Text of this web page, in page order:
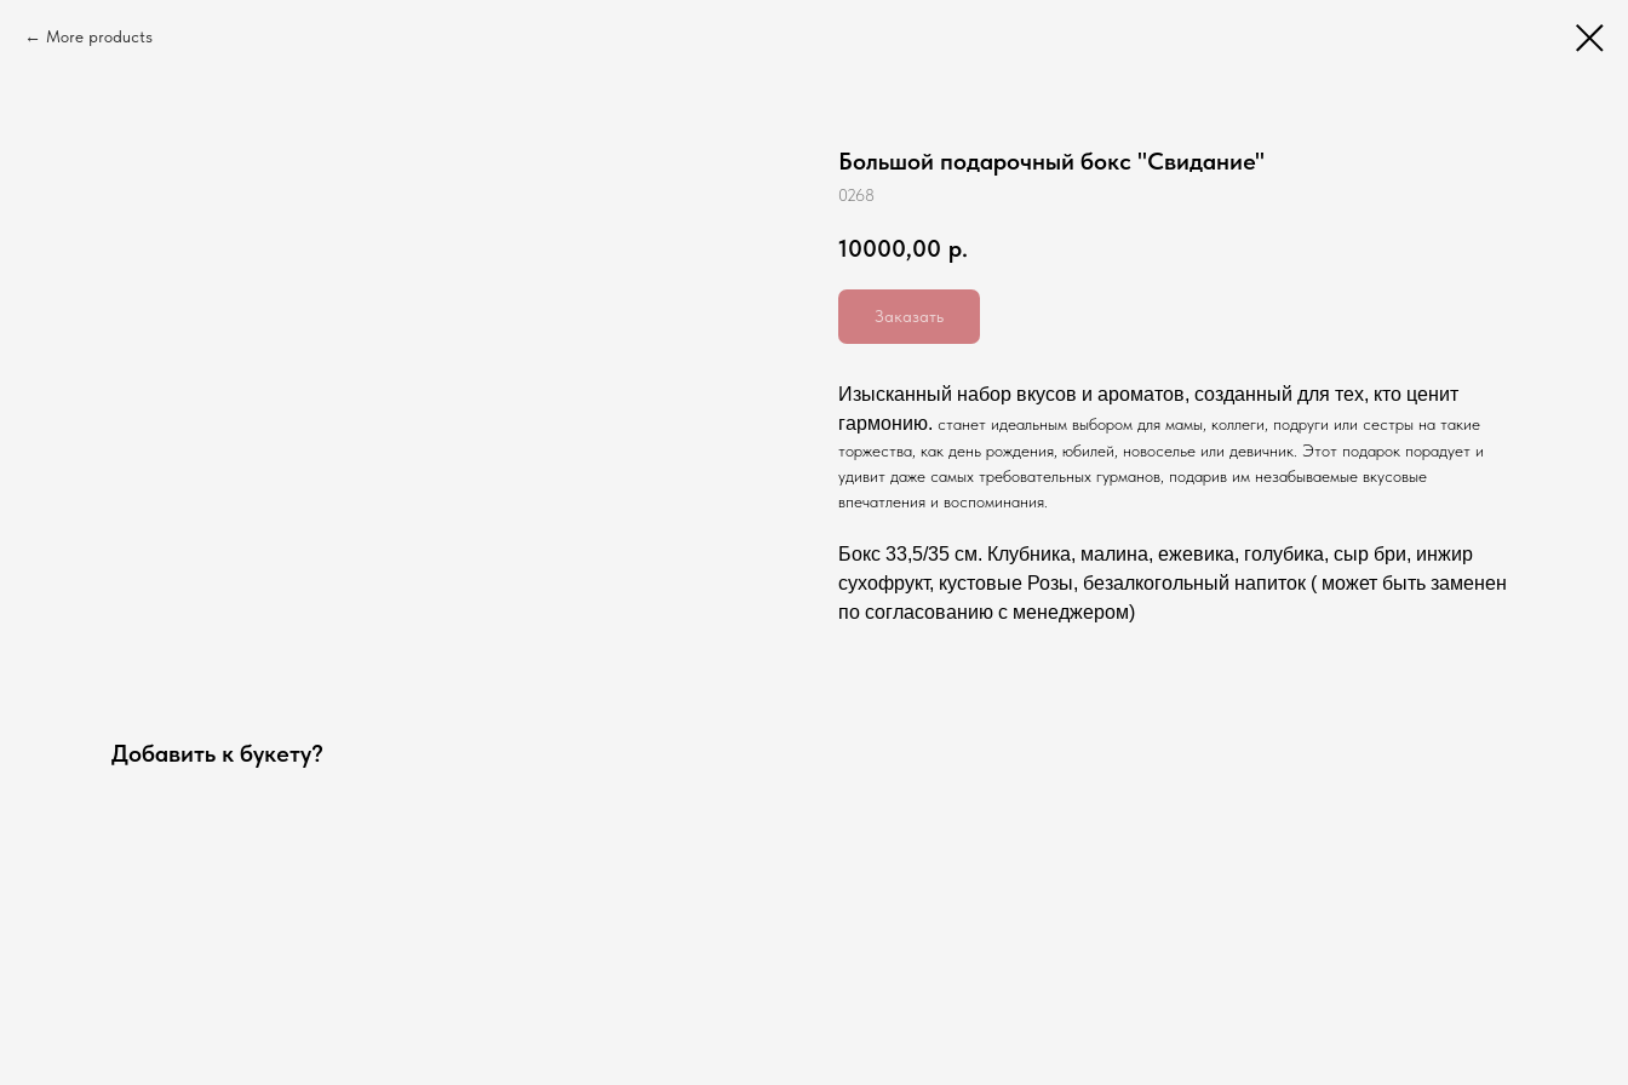
More products
Большой подарочный бокс "Свидание"
0268
10000,00 р.
Заказать
Изысканный набор вкусов и ароматов, созданный для тех, кто ценит
гармонию. станет идеальным выбором для мамы, коллеги, подруги или сестры на такие
торжества, как день рождения, юбилей, новоселье или девичник. Этот подарок порадует и
удивит даже самых требовательных гурманов, подарив им незабываемые вкусовые
впечатления и воспоминания.
Бокс 33,5/35 см. Клубника, малина, ежевика, голубика, сыр бри, инжир
сухофрукт, кустовые Розы, безалкогольный напиток ( может быть заменен
по согласованию с менеджером)
Добавить к букету?